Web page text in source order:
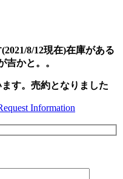
8/12現在)在庫がある
吉かと。。
す。売約となりました
Information